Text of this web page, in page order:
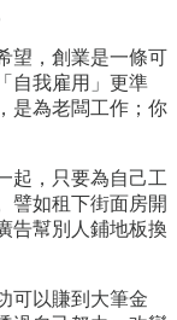
望，創業是一條可
自我雇用」更準
是為老闆工作；你
起，只要為自己工
譬如租下街面房開
告幫別人鋪地板換
可以賺到大筆金